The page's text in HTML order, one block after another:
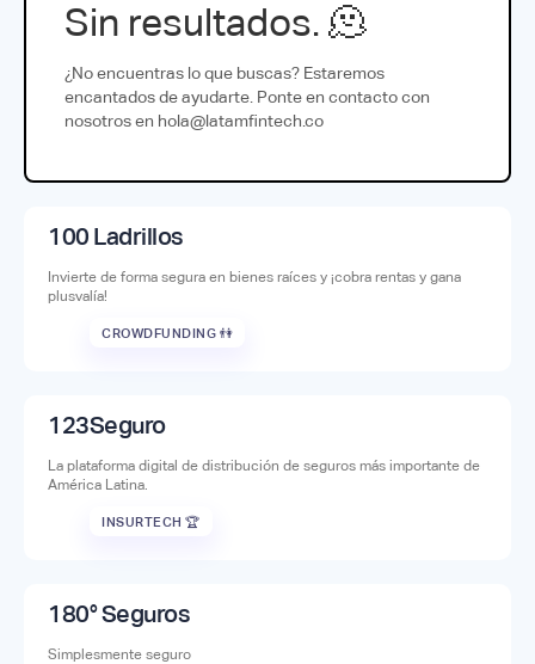
Sin resultados. 🫠
¿No encuentras lo que buscas? Estaremos
encantados de ayudarte. Ponte en contacto con
nosotros en hola@latamfintech.co
100 Ladrillos
Invierte de forma segura en bienes raíces y ¡cobra rentas y gana
plusvalía!
CROWDFUNDING 👫
123Seguro
La plataforma digital de distribución de seguros más importante de
América Latina.
INSURTECH 🏆
180° Seguros
Simplesmente seguro